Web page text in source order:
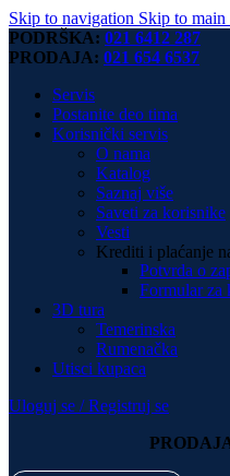
Skip to navigation Skip to main
PODRŠKA: 021 6412 287
PRODAJA: 021 654 6537
Servis
Postanite deo tima
Korisnički servis
O nama
Katalog
Saznaj više
Saveti za korisnike
Vesti
Krediti i plaćanje
Potvrda o
Formular za
3D tura
Temerinska
Rumenačka
Utisci kupaca
Uloguj se / Registruj se